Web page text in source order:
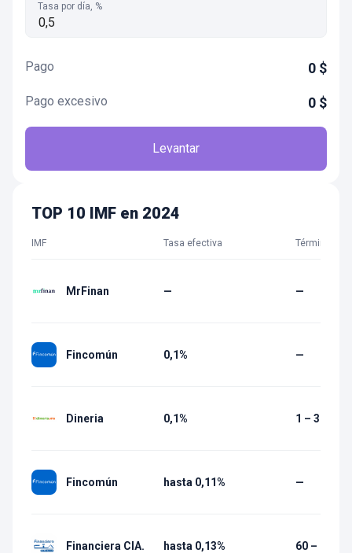
Tasa por día, %
Pago 0 $
Pago excesivo 0 $
Levantar
TOP 10 IMF en 2024
IMF Tasa efectiva Término
MrFinan — —
Fincomún 0,1% —
Dineria 0,1% 1 – 30 días
Fincomún hasta 0,11% —
Financiera CIA. hasta 0,13% 60 – 1 080